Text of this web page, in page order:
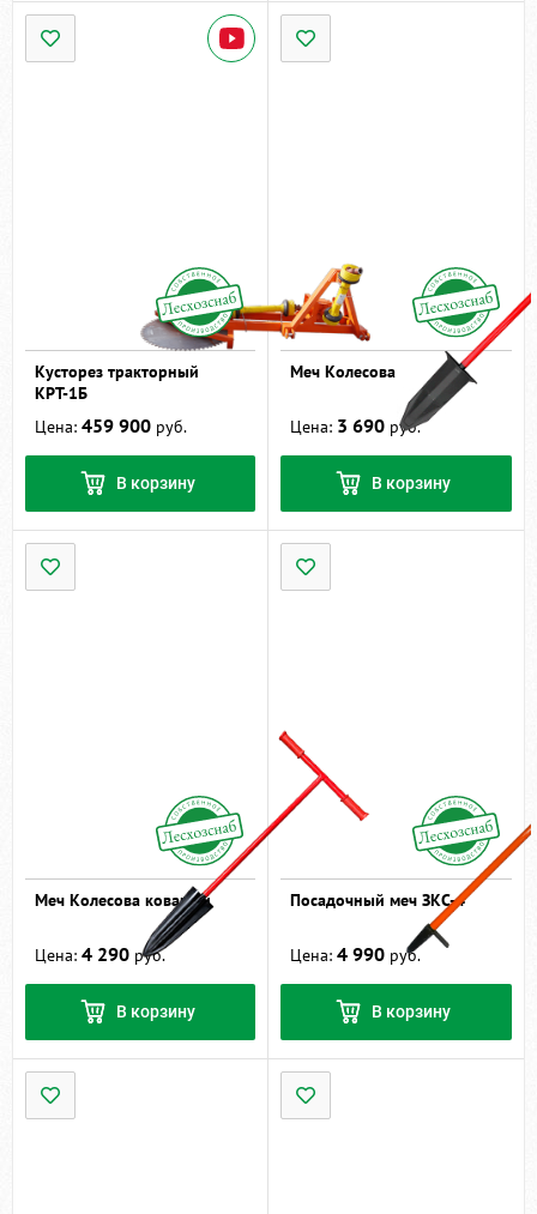
Кусторез тракторный
КРТ-1Б
Цена: 459 900 руб.
В корзину
Меч Колесова
Цена: 3 690 руб.
В корзину
Меч Колесова кованый
Цена: 4 290 руб.
В корзину
Посадочный меч ЗКС-4
Цена: 4 990 руб.
В корзину